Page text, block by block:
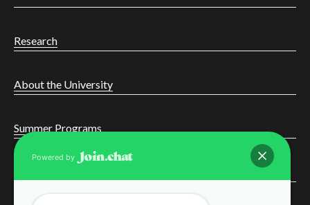
Research
About the University
Summer Programs
Powered by